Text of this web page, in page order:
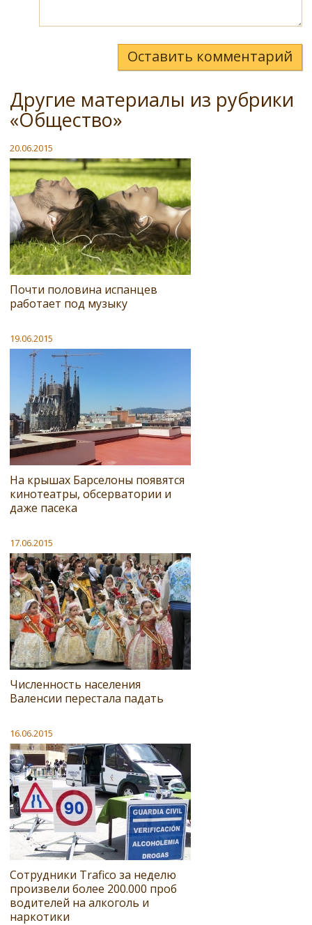
Оставить комментарий
Другие материалы из рубрики
«Общество»
20.06.2015
Почти половина испанцев
работает под музыку
19.06.2015
На крышах Барселоны появятся
кинотеатры, обсерватории и
даже пасека
17.06.2015
Численность населения
Валенсии перестала падать
16.06.2015
Сотрудники Trafico за неделю
произвели более 200.000 проб
водителей на алкоголь и
наркотики